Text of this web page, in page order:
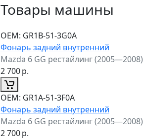
Товары машины
ОЕМ: GR1B-51-3G0A
Фонарь задний внутренний
Mazda 6 GG рестайлинг (2005—2008)
2 700р.
ОЕМ: GR1A-51-3F0A
Фонарь задний внутренний
Mazda 6 GG рестайлинг (2005—2008)
2 700р.